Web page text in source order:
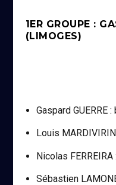
1ER GROUPE :
(LIMOGES)
Gaspard GUERRE
Louis
Nicolas
Sébastien